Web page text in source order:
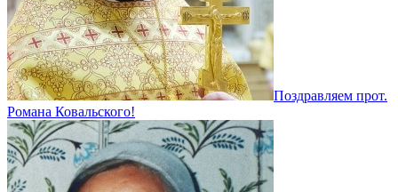
Поздравляем прот.
Романа Ковальского!